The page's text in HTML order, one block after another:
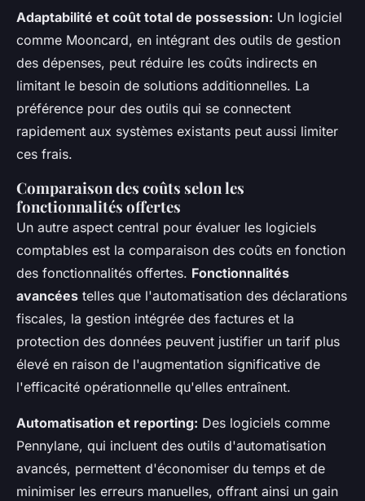
Adaptabilité et coût total de possession: Un logiciel
comme Mooncard, en intégrant des outils de gestion
des dépenses, peut réduire les coûts indirects en
limitant le besoin de solutions additionnelles. La
préférence pour des outils qui se connectent
rapidement aux systèmes existants peut aussi limiter
ces frais.
Comparaison des coûts selon les
fonctionnalités offertes
Un autre aspect central pour évaluer les logiciels
comptables est la comparaison des coûts en fonction
des fonctionnalités offertes. Fonctionnalités
avancées telles que l'automatisation des déclarations
fiscales, la gestion intégrée des factures et la
protection des données peuvent justifier un tarif plus
élevé en raison de l'augmentation significative de
l'efficacité opérationnelle qu'elles entraînent.
Automatisation et reporting: Des logiciels comme
Pennylane, qui incluent des outils d'automatisation
avancés, permettent d'économiser du temps et de
minimiser les erreurs manuelles, offrant ainsi un gain